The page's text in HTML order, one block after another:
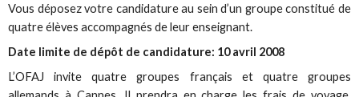
Vous déposez votre candidature au sein d’un groupe constitué de
quatre élèves accompagnés de leur enseignant.
Date limite de dépôt de candidature: 10 avril 2008
L’OFAJ invite quatre groupes français et quatre groupes